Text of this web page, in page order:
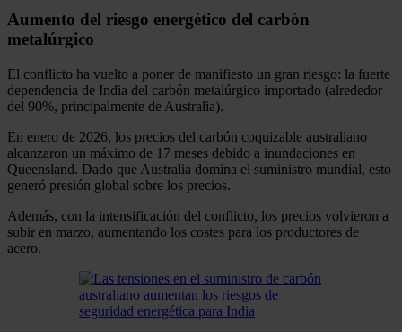
Aumento del riesgo energético del carbón
metalúrgico
El conflicto ha vuelto a poner de manifiesto un gran riesgo: la fuerte
dependencia de India del carbón metalúrgico importado (alrededor
del 90%, principalmente de Australia).
En enero de 2026, los precios del carbón coquizable australiano
alcanzaron un máximo de 17 meses debido a inundaciones en
Queensland. Dado que Australia domina el suministro mundial, esto
generó presión global sobre los precios.
Además, con la intensificación del conflicto, los precios volvieron a
subir en marzo, aumentando los costes para los productores de
acero.